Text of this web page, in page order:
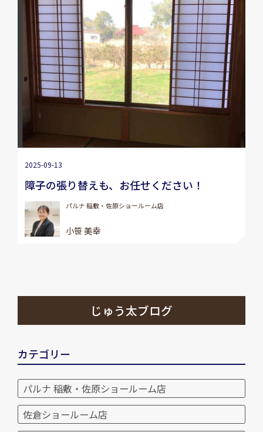
2025-09-13
障子の張り替えも、お任せください！
パルナ 稲敷・佐原ショールーム店
小笹 美幸
じゅう太ブログ
カテゴリー
パルナ 稲敷・佐原ショールーム店
佐倉ショールーム店